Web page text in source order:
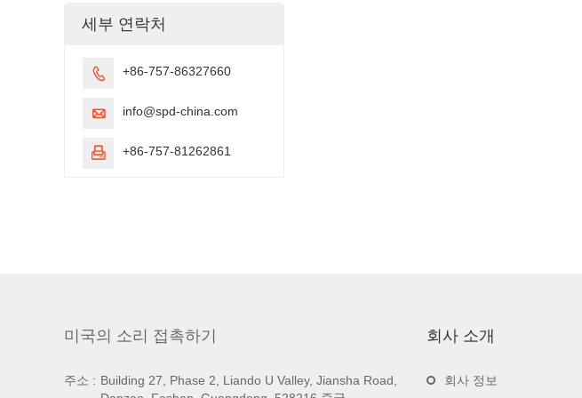
세부 연락처
 +86-757-86327660
 info@spd-china.com
 +86-757-81262861
미국의 소리 접촉하기
주소 : Building 27, Phase 2, Liando U Valley, Jiansha Road,
회사 소개
회사 정보